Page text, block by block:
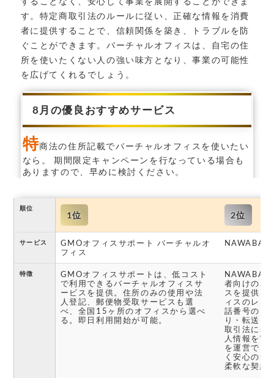
す。特定商取引法のルールに従い、正確な情報を消費
者に提供することで、信頼関係を築き、トラブルを防
ぐことができます。バーチャルオフィスは、自宅の住
所を使いたくない人の強い味方となり、事業の可能性
を広げてくれるでしょう。
8月の優良おすすめサービス
特商法の住所記載でバーチャルオフィスを使いたい
なら。 期間限定キャンペーンを行なっている場合も
ありますので、早めに検討ください。
順位
1位 2位
サービス
GMOオフィスサポート バーチャルオ
フィス
NAWABARI
特徴
GMOオフィスサポートは、低コスト
で利用できるバーチャルオフィスサ
ービスを提供。住所のみの使用や法
人登記、郵便物受取サービスも選
べ、全国15ヶ所のオフィスから選べ
る。即日利用開始が可能。
者向けのバ
スを提供し
ィスのレン
話番号のレ
り・転送を
取引法に基
人情報を守
を運営でき
く安心のサ
柔軟な契約